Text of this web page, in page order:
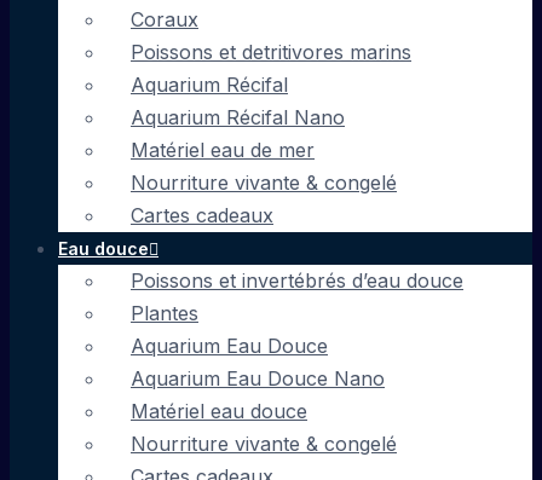
Coraux
Poissons et detritivores marins
Aquarium Récifal
Aquarium Récifal Nano
Matériel eau de mer
Nourriture vivante & congelé
Cartes cadeaux
Eau douce
Poissons et invertébrés d’eau douce
Plantes
Aquarium Eau Douce
Aquarium Eau Douce Nano
Matériel eau douce
Nourriture vivante & congelé